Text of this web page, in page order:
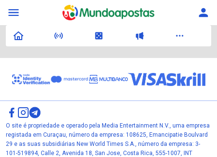
O site é propriedade e operado pela Media Entertainment N.V., uma empresa
registada em Curaçau, número da empresa: 108625, Emancipatie Boulvard
29 e as suas subsidiárias New World Times S.A., número da empresa: 3-
101-519894, Calle 2, Avenida 18, San Jose, Costa Rica, 555-1007, INT